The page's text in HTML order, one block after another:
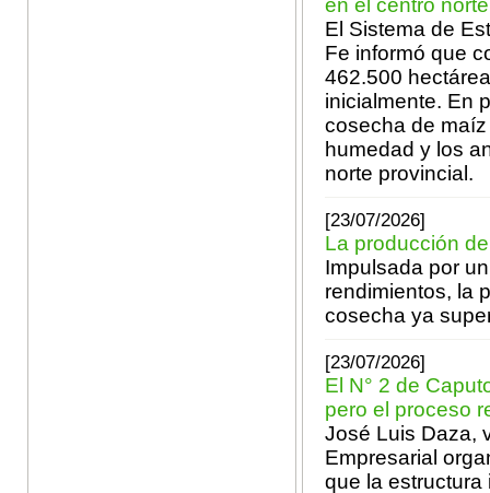
en el centro
El Sistema de
Fe informó que
462.500
inicialmente. En
cosecha de
humedad y los
norte provincial.
[23/07/2026]
La producción
Impulsada por
rendimientos, la
cosecha ya
[23/07/2026]
El N° 2 de
pero el proceso
José Luis Daza,
Empresarial
que la estructura